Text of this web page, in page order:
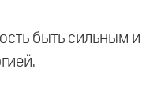
быть сильным и